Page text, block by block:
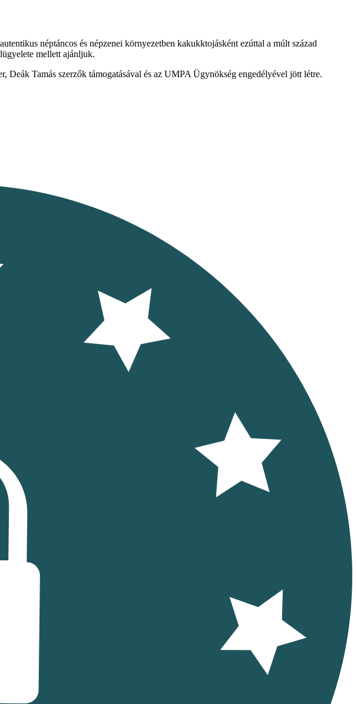
néptáncos és népzenei környezetben kakukktojásként ezúttal a múlt század
mellett ajánljuk.
Tamás szerzők támogatásával és az UMPA Ügynökség engedélyével jött létre.